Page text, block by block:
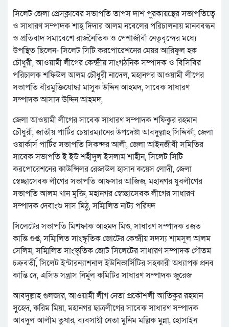
সিলেট জেলা প্রেসক্লাবের সভাপতি তাপস দাশ পুরকায়স্থের সভাপতিত্বে
ও সাধারণ সম্পাদক শাহ্ দিদার আলম নবেলের পরিচালনায় মানববন্ধন
ও প্রতিবাদ সমাবেশে রাজনৈতিক ও পেশাজীবী নেতৃবৃন্দের মধ্যে
উপস্থিত ছিলেন- সিলেট সিটি করপোরেশনের মেয়র আরিফুল হক
চৌধুরী, আওয়ামী লীগের কেন্দ্রীয় সাংগঠনিক সম্পাদক ও বিসিবির
পরিচালক শফিউল আলম চৌধুরী নাদেল, মহানগর আওয়ামী লীগের
সভাপতি বীরমুক্তিযোদ্ধা মাসুক উদ্দিন আহমদ, সাবেক সাধারণ
সম্পাদক আসাদ উদ্দিন আহমদ,
জেলা আওয়ামী লীগের সাবেক সাধারণ সম্পাদক শফিকুর রহমান
চৌধুরী, জাতীয় পার্টির চেয়ারম্যানের উপদেষ্টা আবদুল্লাহ সিদ্দিকী, জেলা
ওয়ার্কার্স পার্টির সভাপতি সিকন্দর আলী, জেলা আইনজীবী সমিতির
সাবেক সভাপতি ই ইউ শহীদুল ইসলাম শাহীন, সিলেট সিটি
করপোরেশনের কাউন্সিলর রেজাউল হাসান কয়েস লোদী, জেলা
স্বেচ্ছাসেবক লীগের সভাপতি আফসার আজিজ, মহানগর যুবলীগের
সভাপতি আলম খান মুক্তি, মহানগর স্বেচ্ছাসেবক লীগের সাধারণ
সম্পাদক দেবাংশু দাস মিঠু, সম্মিলিত নাট্য পরিষদ
সিলেটের সভাপতি মিশফাক আহমদ মিশু, সাধারণ সম্পাদক রজত
কান্তি গুপ্ত, সম্মিলিত সাংস্কৃতিক জোটের কেন্দ্রীয় সদস্য শামসুল আলম
সেলিম, সম্মিলিত সাংস্কৃতিক জোট সিলেটের সাধারণ সম্পাদক গৌতম
চক্রবর্তী, সিলেট ইন্টারন্যাশনাল ইউনিভার্সিটির সহকারী অধ্যাপক প্রনব
কান্তি দে, এসিড সন্ত্রাস নির্মূল কমিটির সাধারণ সম্পাদক জুরেজ
আবদুল্লাহ গুলজার, আওয়ামী লীগ নেতা প্রকৌশলী আতিকুর রহমান
সুহেদ, করিম মিয়া, মহানগর ছাত্রলীগের সাবেক সাধারণ সম্পাদক
আবদুল আলীম তুষার, ব্যবসায়ী নেতা মুনিম মল্লিক মুন্না, হোসাইন